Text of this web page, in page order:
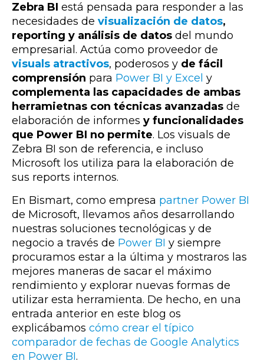
Zebra BI está pensada para responder a las
necesidades de visualización de datos,
reporting y análisis de datos del mundo
empresarial. Actúa como proveedor de
visuals atractivos, poderosos y de fácil
comprensión para Power BI y Excel y
complementa las capacidades de ambas
herramietnas con técnicas avanzadas de
elaboración de informes y funcionalidades
que Power BI no permite. Los visuals de
Zebra BI son de referencia, e incluso
Microsoft los utiliza para la elaboración de
sus reports internos.
En Bismart, como empresa partner Power BI
de Microsoft, llevamos años desarrollando
nuestras soluciones tecnológicas y de
negocio a través de Power BI y siempre
procuramos estar a la última y mostraros las
mejores maneras de sacar el máximo
rendimiento y explorar nuevas formas de
utilizar esta herramienta. De hecho, en una
entrada anterior en este blog os
explicábamos cómo crear el típico
comparador de fechas de Google Analytics
en Power BI.